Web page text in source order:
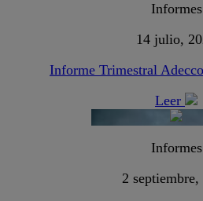
Informes
14 julio,
Informe Trimestral
Leer
Informes
2 septiembre,